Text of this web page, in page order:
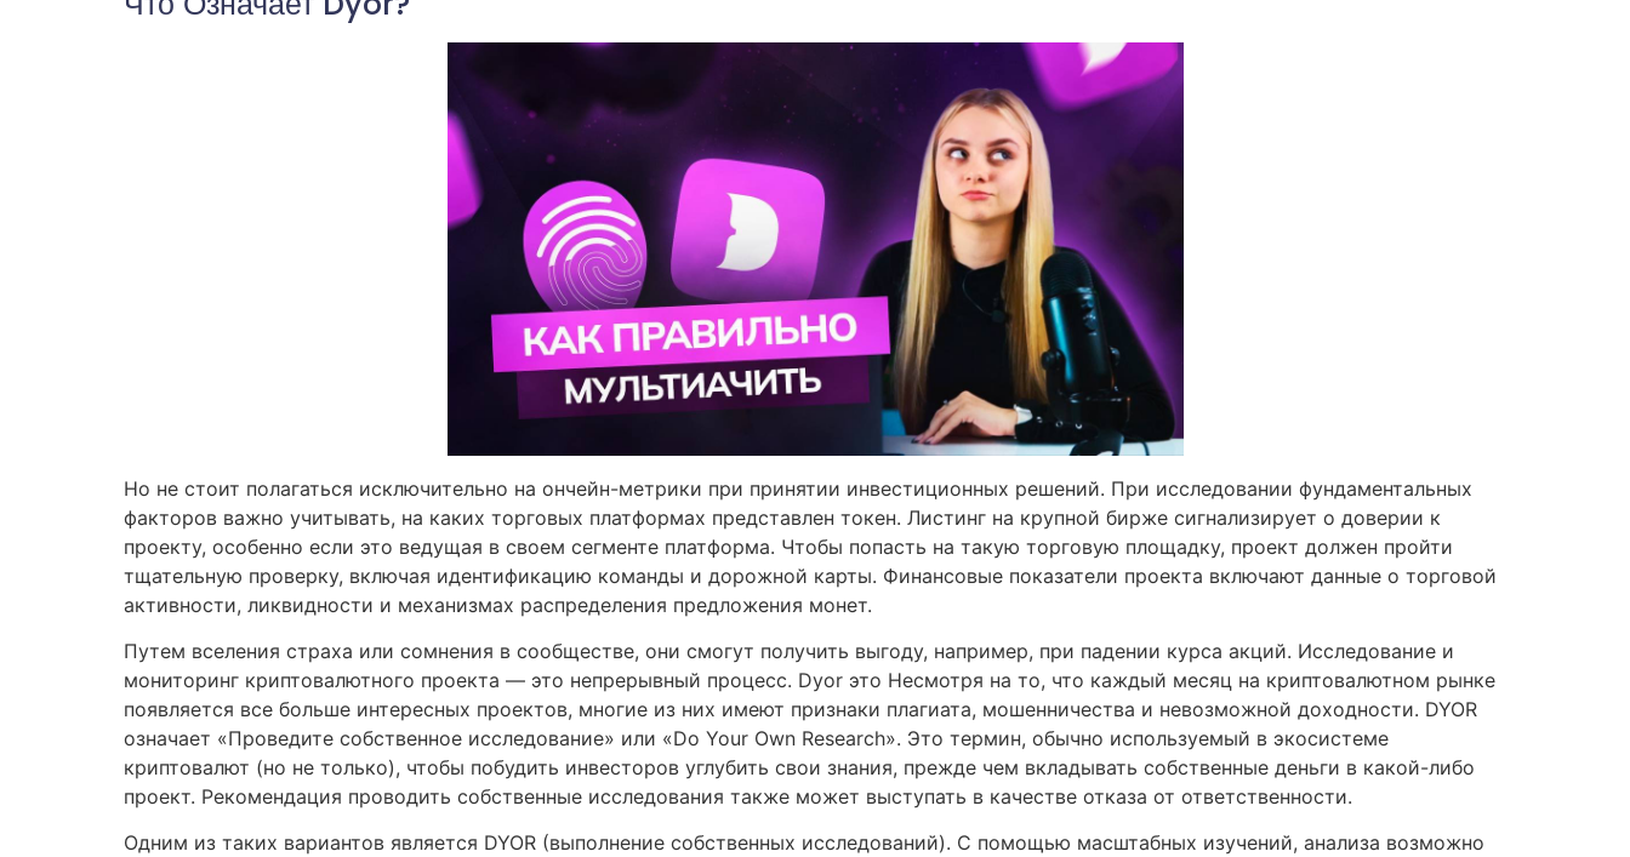
Но не стоит полагаться исключительно на ончейн-метрики при принятии инвестиционных решений. При исследовании фундаментальных
факторов важно учитывать, на каких торговых платформах представлен токен. Листинг на крупной бирже сигнализирует о доверии к
проекту, особенно если это ведущая в своем сегменте платформа. Чтобы попасть на такую торговую площадку, проект должен пройти
тщательную проверку, включая идентификацию команды и дорожной карты. Финансовые показатели проекта включают данные о торговой
активности, ликвидности и механизмах распределения предложения монет.
Путем вселения страха или сомнения в сообществе, они смогут получить выгоду, например, при падении курса акций. Исследование и
мониторинг криптовалютного проекта — это непрерывный процесс. Dyor это Несмотря на то, что каждый месяц на криптовалютном рынке
появляется все больше интересных проектов, многие из них имеют признаки плагиата, мошенничества и невозможной доходности. DYOR
означает «Проведите собственное исследование» или «Do Your Own Research». Это термин, обычно используемый в экосистеме
криптовалют (но не только), чтобы побудить инвесторов углубить свои знания, прежде чем вкладывать собственные деньги в какой-либо
проект. Рекомендация проводить собственные исследования также может выступать в качестве отказа от ответственности.
Одним из таких вариантов является DYOR (выполнение собственных исследований). С помощью масштабных изучений, анализа возможно